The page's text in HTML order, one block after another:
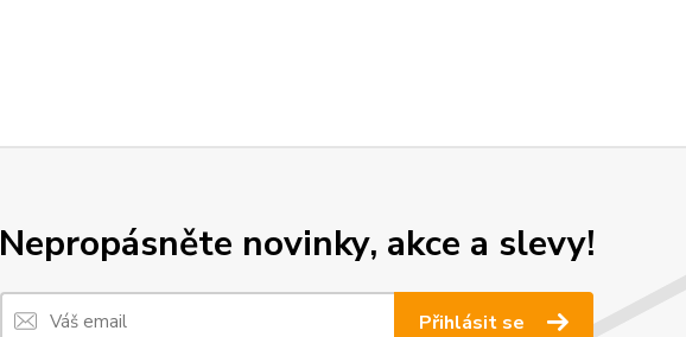
Nepropásněte novinky, akce a slevy!
Přihlásit se